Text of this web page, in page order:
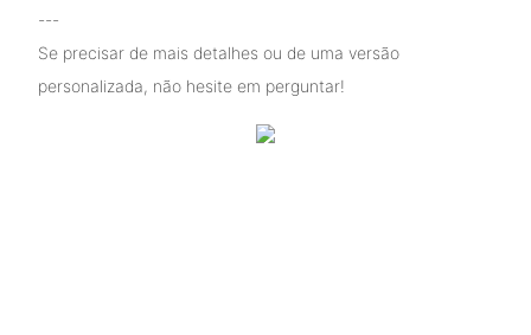
---
Se precisar de mais detalhes ou de uma versão
personalizada, não hesite em perguntar!